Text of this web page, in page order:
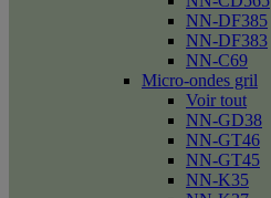
NN-DF385
NN-DF383
NN-C69
Micro-ondes gril
Voir tout
NN-GD38
NN-GT46
NN-GT45
NN-K35